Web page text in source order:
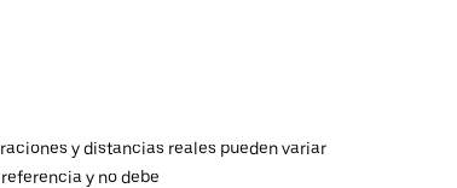
y distancias reales pueden variar
y no debe